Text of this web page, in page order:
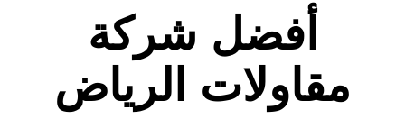
أفضل شركة
مقاولات الرياض